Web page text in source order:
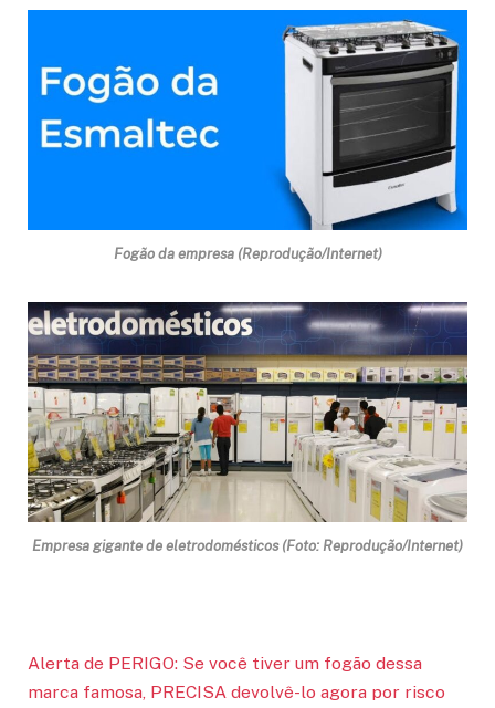
Fogão da empresa (Reprodução/Internet)
Empresa gigante de eletrodomésticos (Foto: Reprodução/Internet)
Alerta de PERIGO: Se você tiver um fogão dessa
marca famosa, PRECISA devolvê-lo agora por risco